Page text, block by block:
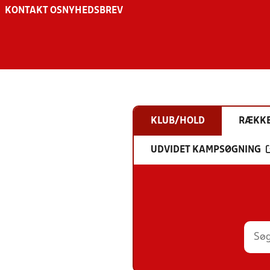
KONTAKT OS NYHEDSBREV
KLUB/HOLD
UDVIDET KAMPSØGNING